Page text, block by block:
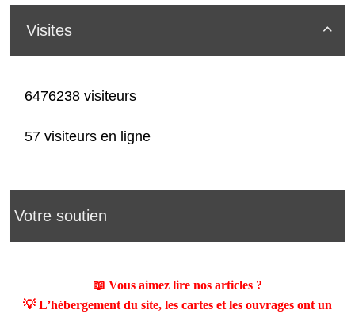

Visites
6476238 visiteurs
57 visiteurs en ligne
Votre soutien
📖 Vous aimez lire nos articles ?
💡 L’hébergement du site, les cartes et les ouvrages ont un